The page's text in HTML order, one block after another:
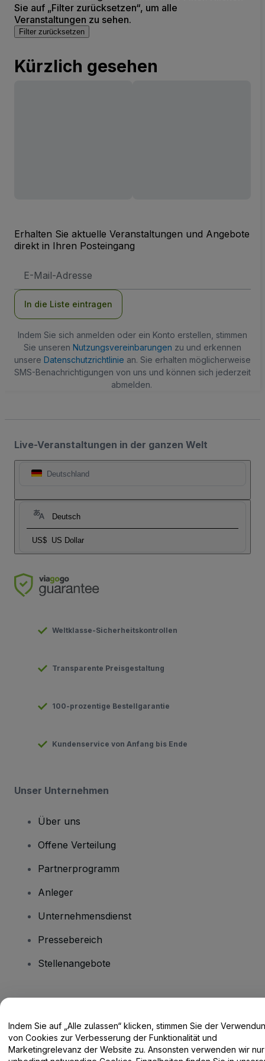
Sie auf „Filter zurücksetzen“, um alle
Veranstaltungen zu sehen.
Filter zurücksetzen
Kürzlich gesehen
Erhalten Sie aktuelle Veranstaltungen und Angebote
direkt in Ihren Posteingang
Mail-
In die Liste eintragen
Indem Sie sich anmelden oder ein Konto erstellen, stimmen
Sie unseren Nutzungsvereinbarungen zu und erkennen
unsere Datenschutzrichtlinie an. Sie erhalten möglicherweise
SMS-Benachrichtigungen von uns und können sich jederzeit
abmelden.
Live-Veranstaltungen in der ganzen Welt
Deutschland
Deutsch
US$ US Dollar
Weltklasse-Sicherheitskontrollen
Transparente Preisgestaltung
100-prozentige Bestellgarantie
Kundenservice von Anfang bis Ende
Unser Unternehmen
Über uns
Offene Verteilung
Partnerprogramm
Anleger
Unternehmensdienst
Pressebereich
Stellenangebote
Hilfe-Center / Kontakt
Indem Sie auf „Alle zulassen“ klicken, stimmen Sie der
von Cookies zur Verbesserung der Funktionalität und
Marketingrelevanz der Website zu. Ansonsten verwenden wir nur